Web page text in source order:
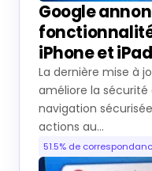
Google
iPhone et iPad
La dernière mise à
améliore la
navigation
actions au…
51.5% de